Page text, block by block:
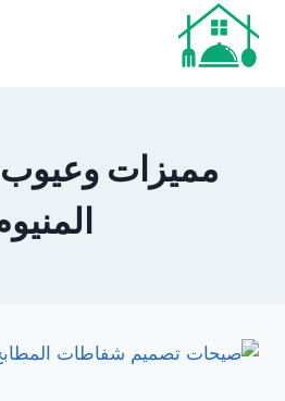
التجاوز
المحتوى
مميزات